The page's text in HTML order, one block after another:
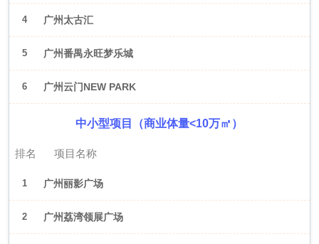
4 广州太古汇
5 广州番禺永旺梦乐城
6 广州云门NEW PARK
中小型项目（商业体量<10万㎡）
排名 项目名称
1 广州丽影广场
2 广州荔湾领展广场